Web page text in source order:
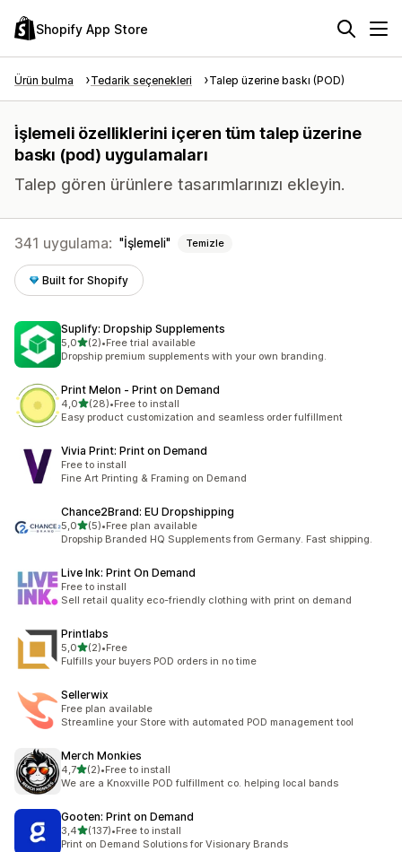
Shopify App Store
Ürün bulma Tedarik seçenekleri Talep üzerine baskı (POD)
i̇şlemeli özelliklerini içeren tüm talep üzerine
baskı (pod) uygulamaları
Talep gören ürünlere tasarımlarınızı ekleyin.
341 uygulama: İşlemeli Temizle
Built for Shopify
Suplify: Dropship Supplements
5,05 yıldız üzerinden
(2)
toplam 2 değerlendirme
•Free trial available
Dropship premium supplements with your own branding.
Print Melon ‑ Print on Demand
4,05 yıldız üzerinden
(28)
toplam 28 değerlendirme
•Free to install
Easy product customization and seamless order fulfillment
Vivia Print: Print on Demand
Free to install
Fine Art Printing & Framing on Demand
Chance2Brand: EU Dropshipping
5,05 yıldız üzerinden
(5)
toplam 5 değerlendirme
•Free plan available
Dropship Branded HQ Supplements from Germany. Fast shipping.
Live Ink: Print On Demand
Free to install
Sell retail quality eco-friendly clothing with print on demand
Printlabs
5,05 yıldız üzerinden
(2)
toplam 2 değerlendirme
•Free
Fulfills your buyers POD orders in no time
Sellerwix
Free plan available
Streamline your Store with automated POD management tool
Merch Monkies
4,75 yıldız üzerinden
(2)
toplam 2 değerlendirme
•Free to install
We are a Knoxville POD fulfillment co. helping local bands
Gooten: Print on Demand
3,45 yıldız üzerinden
(137)
toplam 137 değerlendirme
•Free to install
Print on Demand Solutions for Visionary Brands